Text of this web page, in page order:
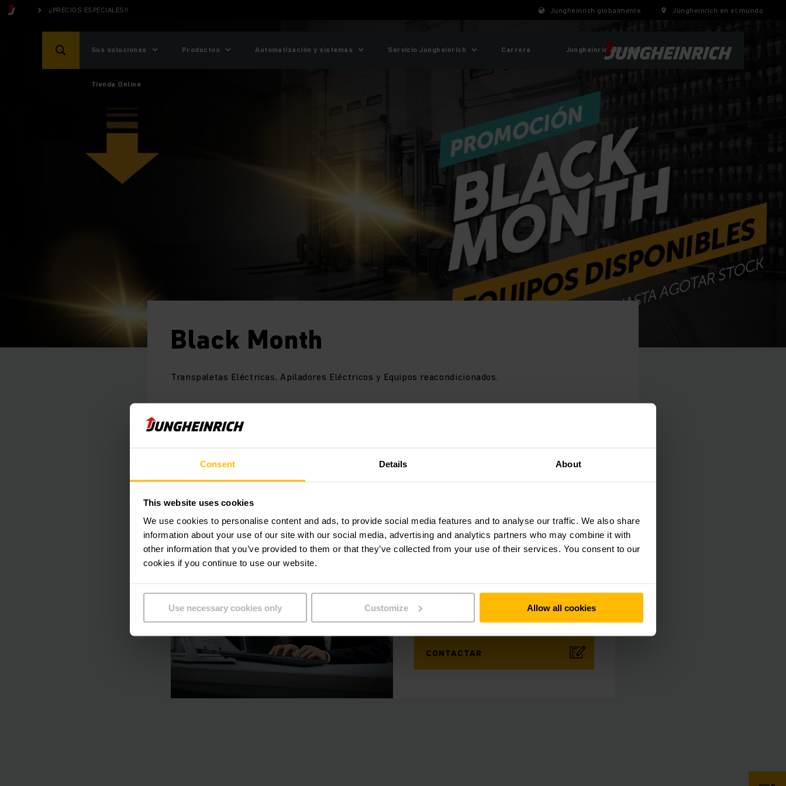
Consent Details About
This website uses cookies
We use cookies to personalise content and ads, to provide social media features and to analyse our traffic. We also share
information about your use of our site with our social media, advertising and analytics partners who may combine it with
other information that you’ve provided to them or that they’ve collected from your use of their services. You consent to our
cookies if you continue to use our website.
Use necessary cookies only Customize Allow all cookies
¡¡PRECIOS ESPECIALES!! Jungheinrich globalmente Jungheinrich en el mundo
Sus soluciones Productos Automatización y sistemas Servicio Jungheinrich Carrera Jungheinrich Ecuador
Tienda Online
Black Month
Transpaletas Eléctricas, Apiladores Eléctricos y Equipos reacondicionados.
Teléfono
04 6005072
CONTACTAR